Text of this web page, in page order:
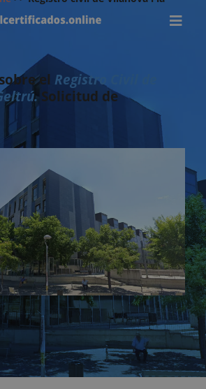
el Registro Civil de
Solicitud de